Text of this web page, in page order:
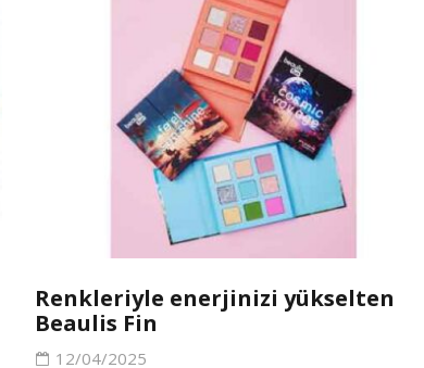
Renkleriyle enerjinizi yükselten
Beaulis Fin
12/04/2025